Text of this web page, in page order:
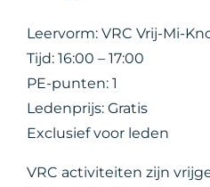
Leervorm: VRC Vrij-Mi-
Tijd: 16:00 – 17:00
PE-punten: 1
Ledenprijs: Gratis
Exclusief voor leden
VRC activiteiten zijn